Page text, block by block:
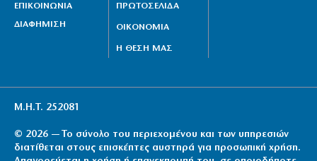
ΕΠΙΚΟΙΝΩΝΙΑ
ΔΙΑΦΗΜΙΣΗ
ΠΡΩΤΟΣΕΛΙΔΑ
ΟΙΚΟΝΟΜΙΑ
Η ΘΕΣΗ ΜΑΣ
Μ.Η.Τ. 252081
© 2026 — Το σύνολο του περιεχομένου και των υπηρεσιών
διατίθεται στους επισκέπτες αυστηρά για προσωπική χρήση.